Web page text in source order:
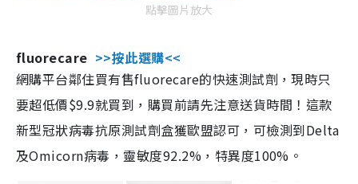
點擊圖片放大
fluorecare >>按此選購<<
網購平台鄰住買有售fluorecare的快速測試劑，現時只
要超低價$9.9就買到，購買前請先注意送貨時間！這款
新型冠狀病毒抗原測試劑盒獲歐盟認可，可檢測到Delta
及Omicorn病毒，靈敏度92.2%，特異度100%。